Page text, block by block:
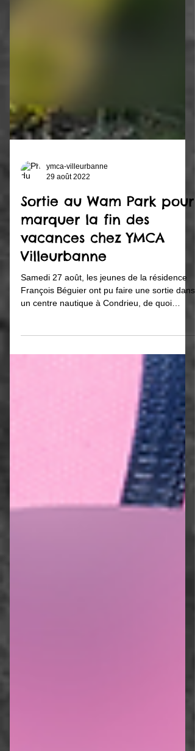
29 août 2022
Sortie au Wam Park pour
marquer la fin des
vacances chez YMCA
Villeurbanne
Samedi 27 août, les jeunes de la résidence
bien...